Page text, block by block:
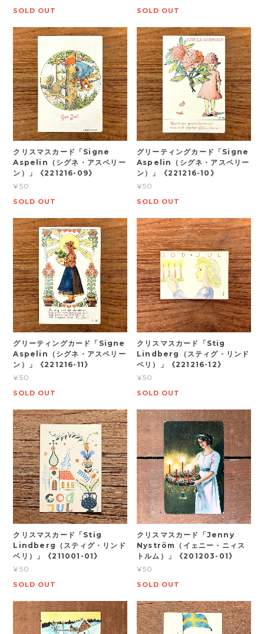
SOLD OUT SOLD OUT
クリスマスカード「Signe
Aspelin（シグネ・アスペリー
ン）」《221216-09》
¥50
SOLD OUT
グリーティングカード「Signe
Aspelin（シグネ・アスペリー
ン）」《221216-10》
¥50
SOLD OUT
グリーティングカード「Signe
Aspelin（シグネ・アスペリー
ン）」《221216-11》
¥50
SOLD OUT
クリスマスカード「Stig
Lindberg（スティグ・リンド
ベリ）」《221216-12》
¥50
SOLD OUT
クリスマスカード「Stig
Lindberg（スティグ・リンド
ベリ）」《211001-01》
¥50
SOLD OUT
クリスマスカード「Jenny
Nyström（イェニー・ニィス
トルム）」《201203-01》
¥50
SOLD OUT